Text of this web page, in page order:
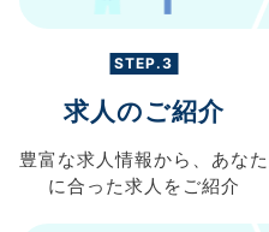
STEP.3
求人のご紹介
豊富な求人情報から、 あなた
に合った求人を ご紹介